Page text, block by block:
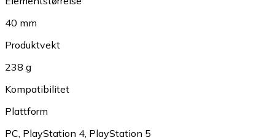
40 mm
Produktvekt
238 g
Kompatibilitet
Plattform
PC PlayStation 4 PlayStation 5